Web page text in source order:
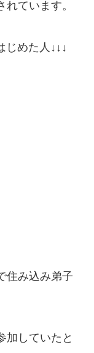
ています。
じめた人↓↓↓
住み込み弟子
加していたと